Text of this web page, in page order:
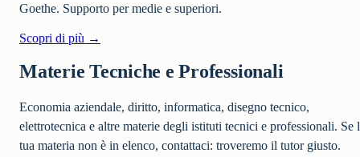
Goethe. Supporto per medie e superiori.
Scopri di più →
Materie Tecniche e Professionali
Economia aziendale, diritto, informatica, disegno tecnico,
elettrotecnica e altre materie degli istituti tecnici e professionali. Se
tua materia non è in elenco, contattaci: troveremo il tutor giusto.